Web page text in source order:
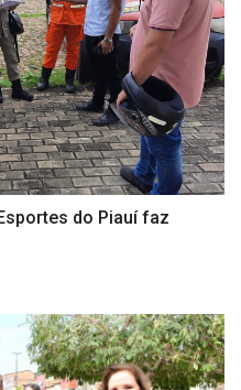
do Piauí faz